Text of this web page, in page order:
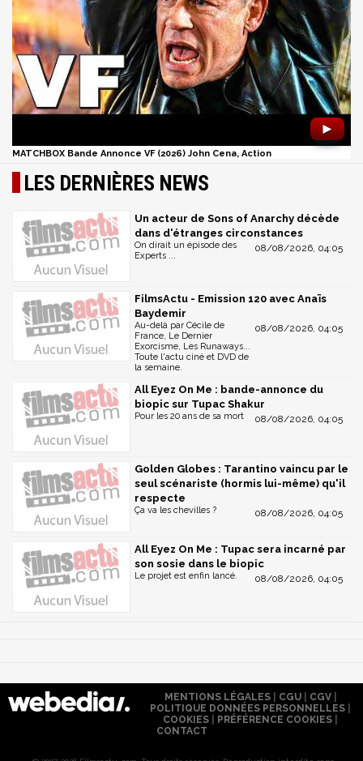
►
MATCHBOX Bande Annonce VF (2026) John Cena, Action
LES DERNIÈRES NEWS
Un acteur de Sons of Anarchy décède
dans d'étranges circonstances
08/08/2026, 04:05
On dirait un épisode des
Experts ...
FilmsActu - Emission 120 avec Anaïs
Baydemir
08/08/2026, 04:05
Au-delà par Cécile de
France, Le Dernier
Exorcisme, Les Runaways...
Toute l'actu ciné et DVD de
la semaine.
All Eyez On Me : bande-annonce du
biopic sur Tupac Shakur
08/08/2026, 04:05
Pour les 20 ans de sa mort
Golden Globes : Tarantino vaincu par le
seul scénariste (hormis lui-même) qu'il
respecte
08/08/2026, 04:05
Ça va les chevilles ?
All Eyez On Me : Tupac sera incarné par
son sosie dans le biopic
08/08/2026, 04:05
Le projet est enfin lancé.
MENTIONS LÉGALES| CGU| CGV|
POLITIQUE DONNÉES PERSONNELLES
COOKIES
PRÉFÉRENCE COOKIES
CONTACT